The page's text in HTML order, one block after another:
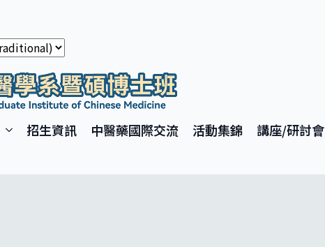
招生資訊 中醫藥國際交流 活動集錦 講座/研討會